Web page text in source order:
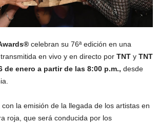
celebran su 76ª edición en una
en vivo y en directo por TNT y TNT
de enero a partir de las 8:00 p.m., desde
la emisión de la llegada de los artistas en
roja, que será conducida por los